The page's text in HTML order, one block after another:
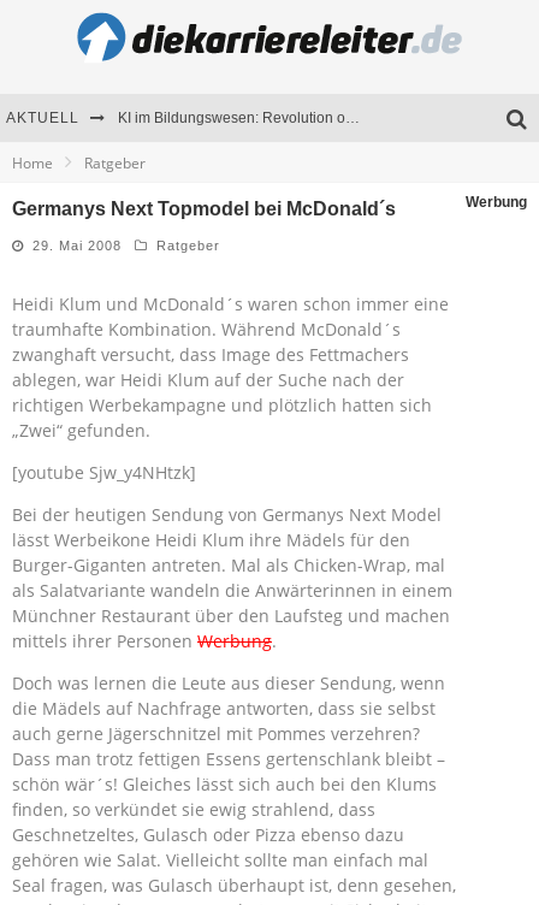
AKTUELL KI im Bildungswesen: Revolution oder Risiko für Schulen und Universitäten?
Seminare als Motivationsmotor – Wie Weiterbildung Mitarbeiter nachhaltig begeistert
Home Ratgeber
Germanys Next Topmodel bei McDonald´s Werbung
29. Mai 2008 Ratgeber
Heidi Klum und McDonald´s waren schon immer eine
traumhafte Kombination. Während McDonald´s
zwanghaft versucht, dass Image des Fettmachers
ablegen, war Heidi Klum auf der Suche nach der
richtigen Werbekampagne und plötzlich hatten sich
„Zwei“ gefunden.
[youtube Sjw_y4NHtzk]
Bei der heutigen Sendung von Germanys Next Model
lässt Werbeikone Heidi Klum ihre Mädels für den
Burger-Giganten antreten. Mal als Chicken-Wrap, mal
als Salatvariante wandeln die Anwärterinnen in einem
Münchner Restaurant über den Laufsteg und machen
mittels ihrer Personen Werbung.
Doch was lernen die Leute aus dieser Sendung, wenn
die Mädels auf Nachfrage antworten, dass sie selbst
auch gerne Jägerschnitzel mit Pommes verzehren?
Dass man trotz fettigen Essens gertenschlank bleibt –
schön wär´s! Gleiches lässt sich auch bei den Klums
finden, so verkündet sie ewig strahlend, dass
Geschnetzeltes, Gulasch oder Pizza ebenso dazu
gehören wie Salat. Vielleicht sollte man einfach mal
Seal fragen, was Gulasch überhaupt ist, denn gesehen,